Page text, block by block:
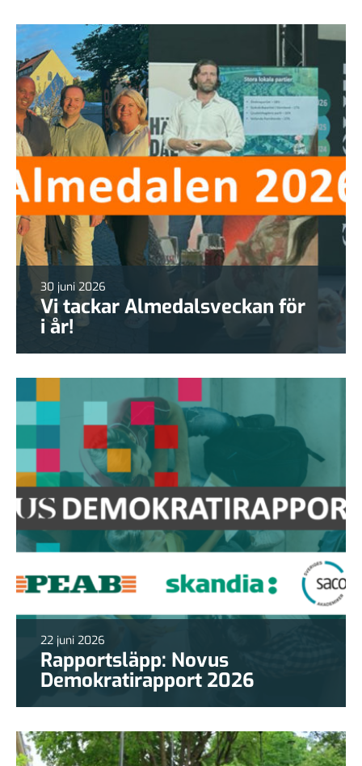
30 juni 2026
Vi tackar Almedalsveckan för
i år!
22 juni 2026
Rapportsläpp: Novus
Demokratirapport 2026